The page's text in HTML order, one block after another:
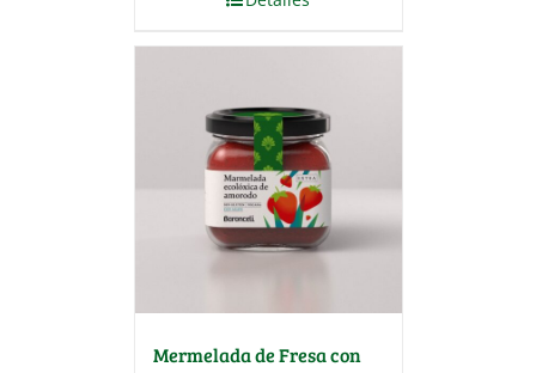
Mermelada de Fresa con